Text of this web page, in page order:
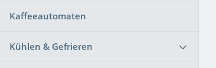
Kaffeeautomaten
Kühlen & Gefrieren